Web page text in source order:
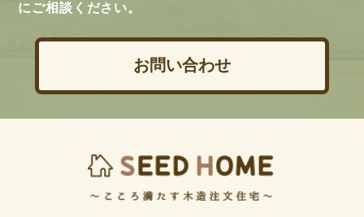
にご相談ください。
お問い合わせ